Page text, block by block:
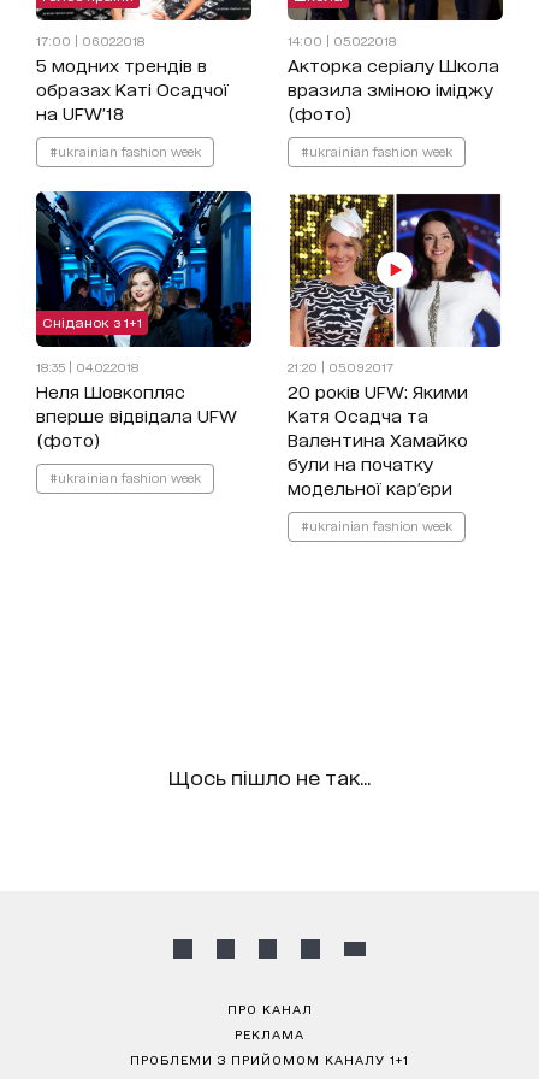
17:00 | 06.02.2018
5 модних трендів в
образах Каті Осадчої
на UFW'18
#ukrainian fashion week
14:00 | 05.02.2018
Акторка серіалу Школа
вразила зміною іміджу
(фото)
#ukrainian fashion week
Сніданок з 1+1
18:35 | 04.02.2018
Неля Шовкопляс
вперше відвідала UFW
(фото)
#ukrainian fashion week
21:20 | 05.09.2017
20 років UFW: Якими
Катя Осадча та ​
Валентина Хамайко
були на початку
модельної кар'єри
#ukrainian fashion week
Щось пішло не так...
ПРО КАНАЛ
РЕКЛАМА
ПРОБЛЕМИ З ПРИЙОМОМ КАНАЛУ 1+1